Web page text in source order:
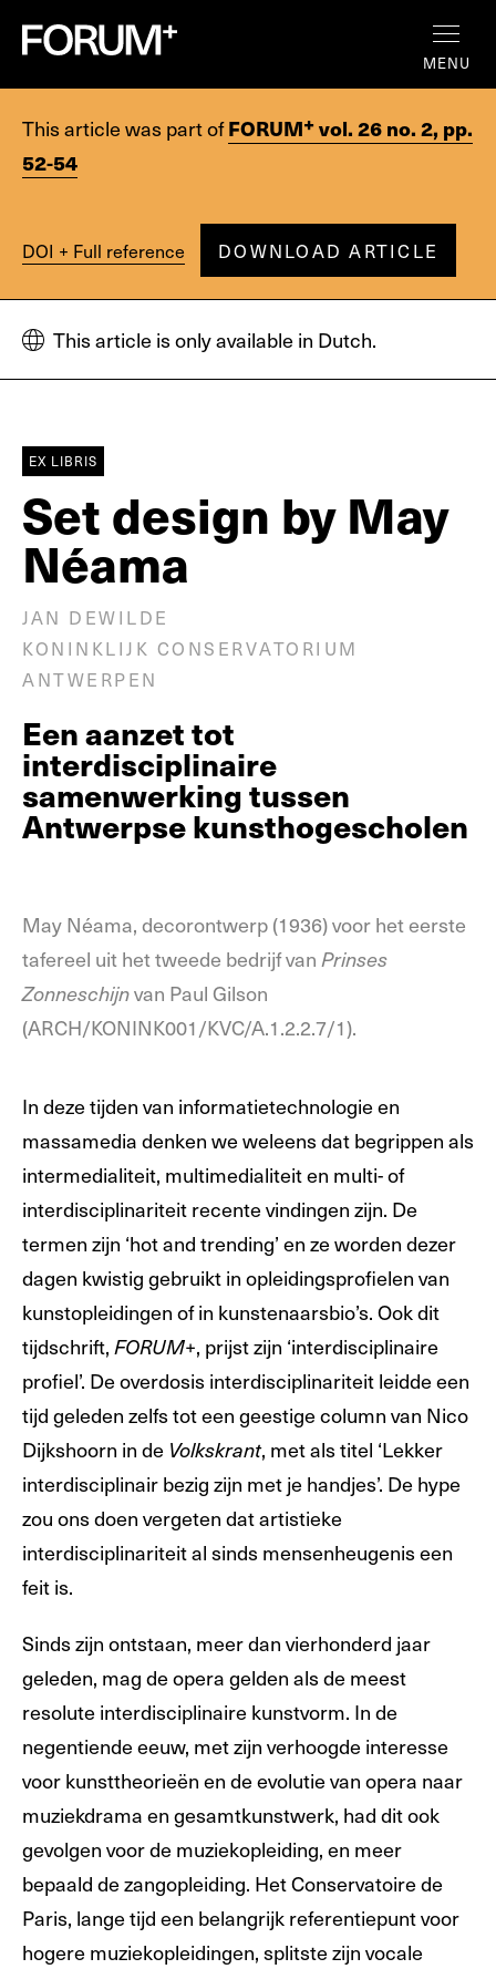
MENU
This article was part ofFORUM+vol. 26 no. 2, pp.
52-54
DOI + Full reference DOWNLOAD ARTICLE
This article is only available in Dutch.
EX LIBRIS
Set design by May
Néama
JAN DEWILDE
KONINKLIJK CONSERVATORIUM
ANTWERPEN
Een aanzet tot
interdisciplinaire
samenwerking tussen
Antwerpse kunsthogescholen
May Néama, decorontwerp (1936) voor het eerste
tafereel uit het tweede bedrijf van Prinses
Zonneschijnvan Paul Gilson
(ARCH/KONINK001/KVC/A.1.2.2.7/1).
In deze tijden van informatietechnologie en
massamedia denken we weleens dat begrippen als
intermedialiteit, multimedialiteit en multi- of
interdisciplinariteit recente vindingen zijn. De
termen zijn ‘hot and trending’ en ze worden dezer
dagen kwistig gebruikt in opleidingsprofielen van
kunstopleidingen of in kunstenaarsbio’s. Ook dit
tijdschrift, FORUM+, prijst zijn ‘interdisciplinaire
profiel’. De overdosis interdisciplinariteit leidde een
tijd geleden zelfs tot een geestige column van Nico
Dijkshoorn in de Volkskrant, met als titel ‘Lekker
interdisciplinair bezig zijn met je handjes’. De hype
zou ons doen vergeten dat artistieke
interdisciplinariteit al sinds mensenheugenis een
feit is.
Sinds zijn ontstaan, meer dan vierhonderd jaar
geleden, mag de opera gelden als de meest
resolute interdisciplinaire kunstvorm. In de
negentiende eeuw, met zijn verhoogde interesse
voor kunsttheorieën en de evolutie van opera naar
muziekdrama en gesamtkunstwerk, had dit ook
gevolgen voor de muziekopleiding, en meer
bepaald de zangopleiding. Het Conservatoire de
Paris, lange tijd een belangrijk referentiepunt voor
hogere muziekopleidingen, splitste zijn vocale